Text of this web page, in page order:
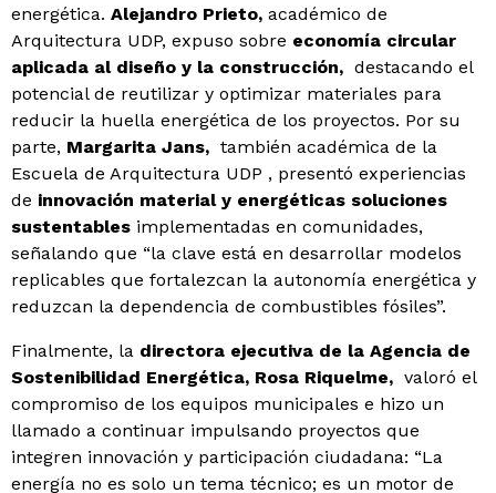
energética. Alejandro Prieto, académico de
Arquitectura UDP, expuso sobre economía circular
aplicada al diseño y la construcción, destacando el
potencial de reutilizar y optimizar materiales para
reducir la huella energética de los proyectos. Por su
parte, Margarita Jans, también académica de la
Escuela de Arquitectura UDP , presentó experiencias
de innovación material y energéticas soluciones
sustentables implementadas en comunidades,
señalando que “la clave está en desarrollar modelos
replicables que fortalezcan la autonomía energética y
reduzcan la dependencia de combustibles fósiles”.
Finalmente, la directora ejecutiva de la Agencia de
Sostenibilidad Energética, Rosa Riquelme, valoró el
compromiso de los equipos municipales e hizo un
llamado a continuar impulsando proyectos que
integren innovación y participación ciudadana: “La
energía no es solo un tema técnico; es un motor de